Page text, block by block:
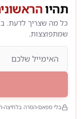
תהיו
כל מה שצריך לדעת.
שמתפוצצות.
בלי ספאם הסרה בלחיצה